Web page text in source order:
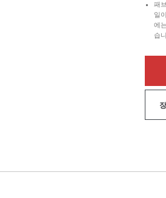
패
일
에
습